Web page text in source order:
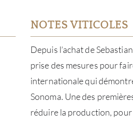
NOTES VITICOLES
Depuis l’achat de
prise des mesures pour
internationale qui
Sonoma. Une des
réduire la production, pour